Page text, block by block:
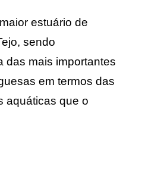
estuário de
sendo
das mais importantes
em termos das
aquáticas que o